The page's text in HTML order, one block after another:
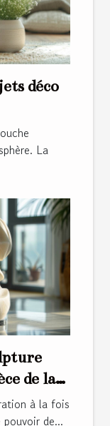
déco
La
de la
à la fois
de...